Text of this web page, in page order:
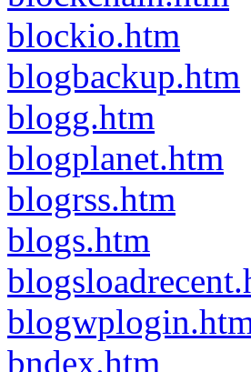
blockio.htm
blogbackup.htm
blogg.htm
blogplanet.htm
blogrss.htm
blogs.htm
bndex.htm